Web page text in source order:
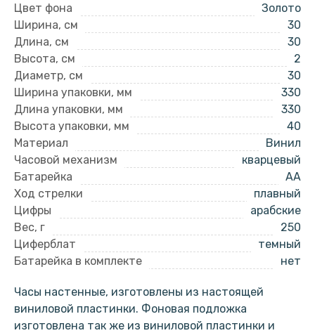
Цвет фона
Золото
Ширина, см
30
Длина, см
30
Высота, см
2
Диаметр, см
30
Ширина упаковки, мм
330
Длина упаковки, мм
330
Высота упаковки, мм
40
Материал
Винил
Часовой механизм
кварцевый
Батарейка
AA
Ход стрелки
плавный
Цифры
арабские
Вес, г
250
Циферблат
темный
Батарейка в комплекте
нет
Часы настенные, изготовлены из настоящей
виниловой пластинки. Фоновая подложка
изготовлена так же из виниловой пластинки и